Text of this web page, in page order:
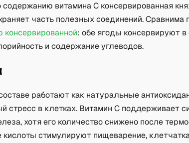
содержанию витамина C консервированная
часть полезных соединений. Сравнима
: обе ягоды консервируют в
и содержание углеводов.
работают как натуральные
стресс в клетках. Витамин C поддерживает
хотя его количество снижено после
кислоты стимулируют пищеварение,